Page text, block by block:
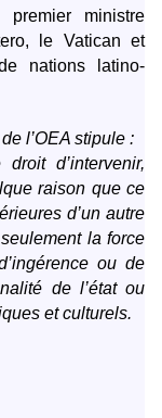
premier ministre
le Vatican et
nations latino-
l’OEA stipule :
d’intervenir,
raison que ce
d’un autre
la force
ou de
de l’état ou
et culturels.